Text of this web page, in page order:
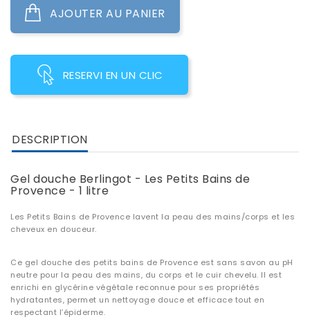
AJOUTER AU PANIER
RESERVI EN UN CLIC
DESCRIPTION
Gel douche Berlingot - Les Petits Bains de
Provence - 1 litre
Les Petits Bains de Provence lavent la peau des mains/corps et les
cheveux en douceur.
Ce gel douche des petits bains de Provence est sans savon au pH
neutre pour la peau des mains, du corps et le cuir chevelu. Il est
enrichi en glycérine végétale reconnue pour ses propriétés
hydratantes, permet un nettoyage douce et efficace tout en
respectant l’épiderme.